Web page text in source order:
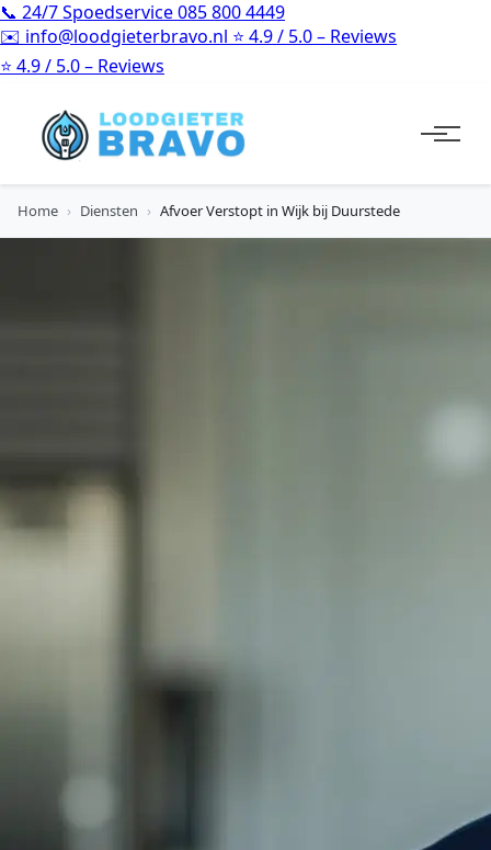
📞 24/7 Spoedservice085 800 4449
✉️ info@loodgieterbravo.nl ⭐ 4.9 / 5.0 – Reviews
⭐ 4.9 / 5.0 – Reviews
Home › Diensten › Afvoer Verstopt in Wijk bij Duurstede